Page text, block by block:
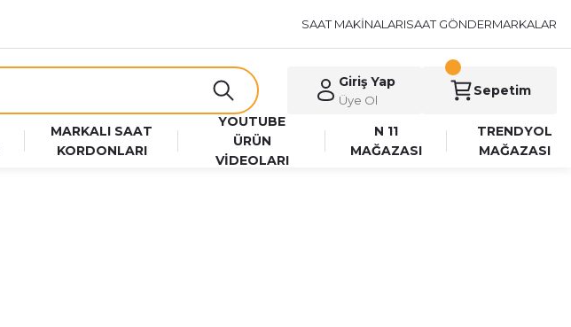
SAAT MAKİNALARISAAT GÖNDERMARKALAR
Giriş Yap
Üye Ol
Sepetim
MARKALI SAAT
KORDONLARI
YOUTUBE
ÜRÜN
VİDEOLARI
N 11
MAĞAZASI
TRENDYOL
MAĞAZASI